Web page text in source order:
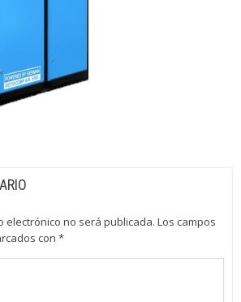
electrónico no será publicada. Los campos
con *